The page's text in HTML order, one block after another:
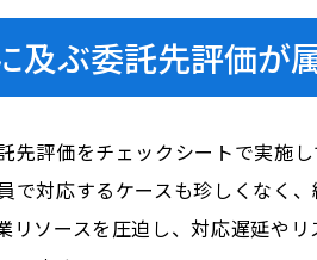
及ぶ委託先評価が
先評価をチェックシートで実施
で対応するケースも珍しくなく
リソースを圧迫し、対応遅延や